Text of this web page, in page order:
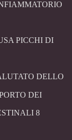
PICCHI DI
DELLO
DEI
8